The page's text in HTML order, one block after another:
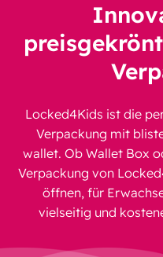
Locked4Kids ist die
Verpackung mit
wallet. Ob Wallet Box
Verpackung von
öffnen, für
vielseitig und